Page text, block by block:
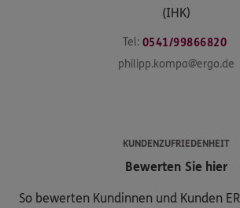
(IHK)
Tel: 0541/99866820
philipp.kompa@ergo.de
KUNDENZUFRIEDENHEIT
Bewerten Sie hier
So bewerten Kundinnen und Kunden